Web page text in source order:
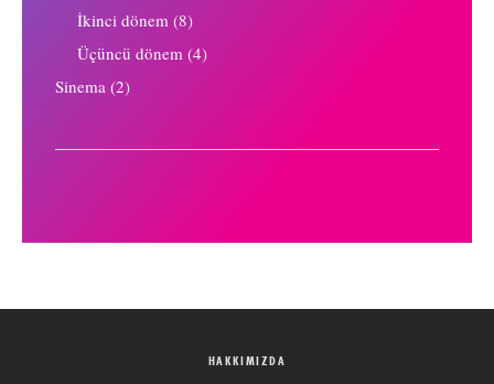
İkinci dönem (8)
Üçüncü dönem (4)
Sinema (2)
HAKKIMIZDA